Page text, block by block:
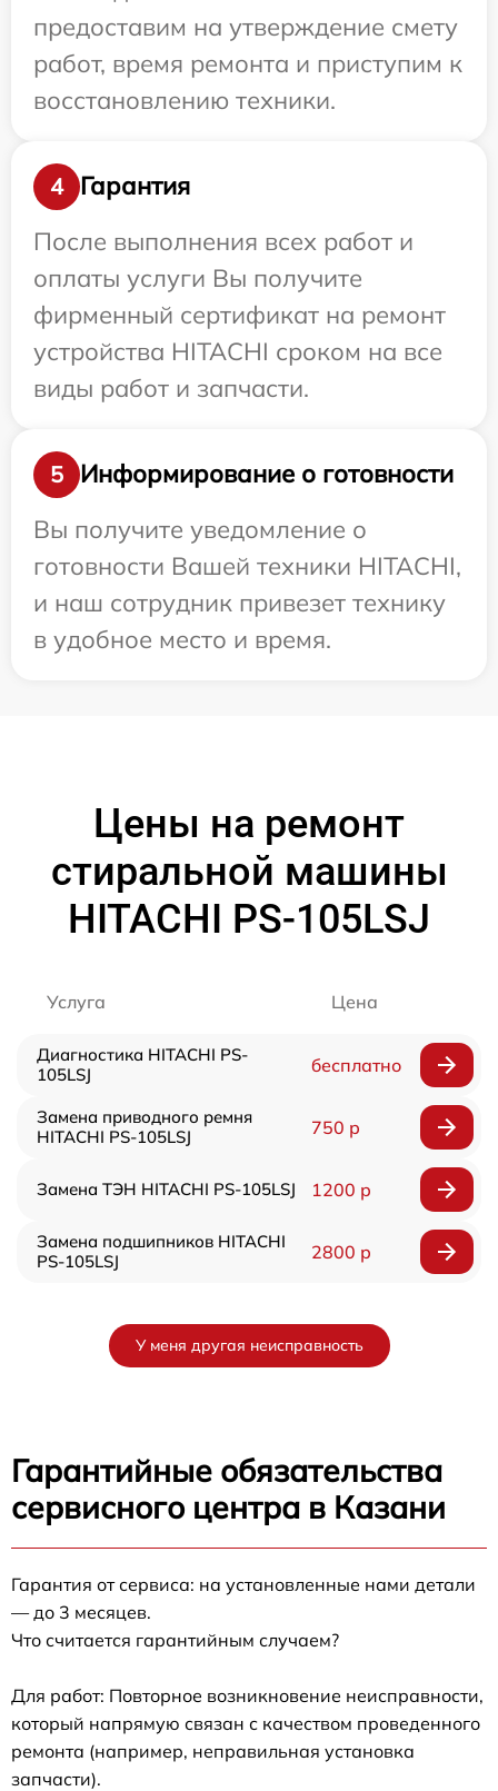
предоставим на утверждение смету
работ, время ремонта и приступим к
восстановлению техники.
4
Гарантия
После выполнения всех работ и
оплаты услуги Вы получите
фирменный сертификат на ремонт
устройства HITACHI сроком на все
виды работ и запчасти.
5
Информирование о готовности
Вы получите уведомление о
готовности Вашей техники HITACHI,
и наш сотрудник привезет технику
в удобное место и время.
Цены на ремонт
стиральной машины
HITACHI PS-105LSJ
Услуга Цена
Диагностика HITACHI PS-
105LSJ
бесплатно
Замена приводного ремня
HITACHI PS-105LSJ
750 р
Замена ТЭН HITACHI PS-105LSJ 1200 р
Замена подшипников HITACHI
PS-105LSJ
2800 р
У меня другая неисправность
Гарантийные обязательства
сервисного центра в Казани
Гарантия от сервиса: на установленные нами детали
— до 3 месяцев.
Что считается гарантийным случаем?
Для работ: Повторное возникновение неисправности,
который напрямую связан с качеством проведенного
ремонта (например, неправильная установка
запчасти).